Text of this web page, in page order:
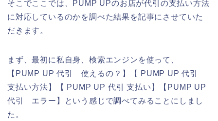
そこでここでは、PUMP UPのお店が代引の支払い方法
に対応しているのかを調べた結果を記事にさせていた
だきます。
まず、最初に私自身、検索エンジンを使って、
【PUMP UP 代引 使えるの？】【 PUMP UP 代引
支払い方法】【 PUMP UP 代引 支払い】【PUMP UP
代引 エラー】という感じで調べてみることにしまし
た。